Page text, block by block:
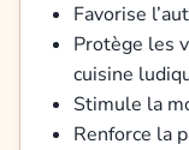
Favorise
Protège les
cuisine
Stimule la
Renforce la